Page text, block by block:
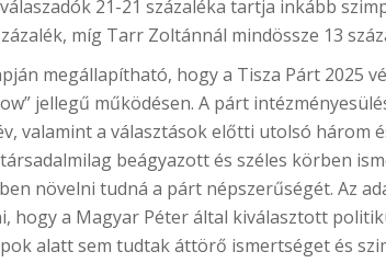
21-21 százaléka tartja inkább
míg Tarr Zoltánnál mindössze 13
megállapítható, hogy a Tisza Párt 2025
jellegű működésen. A párt
valamint a választások előtti utolsó három
beágyazott és széles körben
növelni tudná a párt népszerűségét. Az
hogy a Magyar Péter által kiválasztott
alatt sem tudtak áttörő ismertséget és